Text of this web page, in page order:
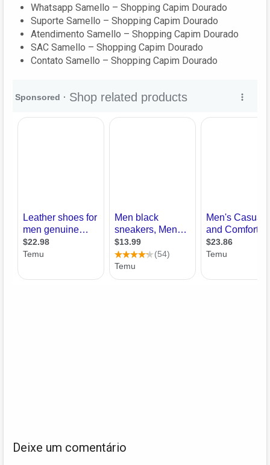
Whatsapp Samello – Shopping Capim Dourado
Suporte Samello – Shopping Capim Dourado
Atendimento Samello – Shopping Capim Dourado
SAC Samello – Shopping Capim Dourado
Contato Samello – Shopping Capim Dourado
Deixe um comentário